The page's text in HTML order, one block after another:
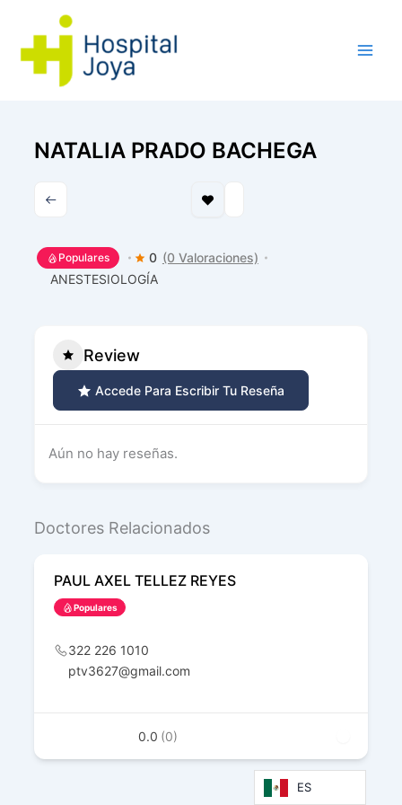
contenido
NATALIA PRADO BACHEGA
Populares 0 (0 Valoraciones)
ANESTESIOLOGÍA
Review
Accede Para Escribir Tu Reseña
Aún no hay reseñas.
Doctores Relacionados
PAUL AXEL TELLEZ REYES
Populares
322 226 1010
ptv3627@gmail.com
0.0 (0)
ES